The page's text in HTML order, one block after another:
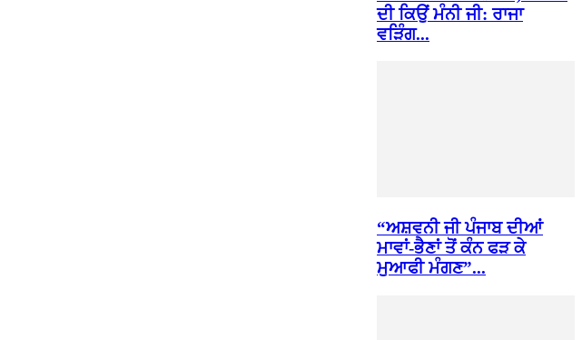
ਦੀ ਕਿਉਂ ਮੰਨੀ ਜੀ: ਰਾਜਾ
ਵੜਿੰਗ...
“ਅਸ਼ਵਨੀ ਜੀ ਪੰਜਾਬ ਦੀਆਂ
ਮਾਵਾਂ-ਭੈਣਾਂ ਤੋਂ ਕੰਨ ਫੜ ਕੇ
ਮੁਆਫੀ ਮੰਗਣ”...